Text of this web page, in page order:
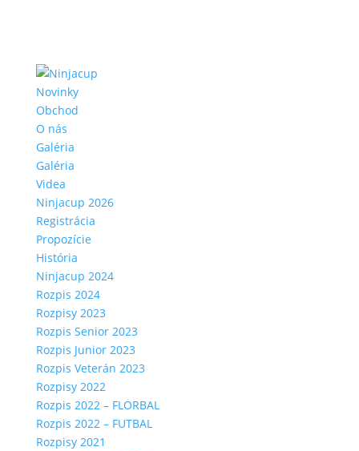
Novinky
Obchod
O nás
Galéria
Galéria
Videa
Ninjacup 2026
Registrácia
Propozície
História
Ninjacup 2024
Rozpis 2024
Rozpisy 2023
Rozpis Senior 2023
Rozpis Junior 2023
Rozpis Veterán 2023
Rozpisy 2022
Rozpis 2022 – FLORBAL
Rozpis 2022 – FUTBAL
Rozpisy 2021